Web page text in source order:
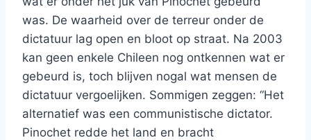
was. De waarheid over de terreur onder de
dictatuur lag open en bloot op straat. Na 2003
kan geen enkele Chileen nog ontkennen wat er
gebeurd is, toch blijven nogal wat mensen de
dictatuur vergoelijken. Sommigen zeggen: “Het
alternatief was een communistische dictator.
Pinochet redde het land en bracht